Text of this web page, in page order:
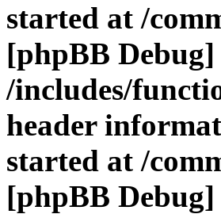
started at /
[phpBB
/includes/
header
started at /
[phpBB